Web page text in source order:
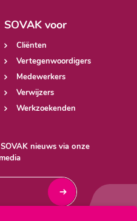
nieuws via onze
SOVAK voor
Cliënten
Vertegenwoordigers
Medewerkers
Verwijzers
Werkzoekenden